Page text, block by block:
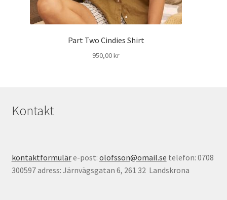
Part Two Cindies Shirt
950,00kr
Kontakt
kontaktformuläre-post: olofsson@omail.se telefon: 0708
300597 adress: Järnvägsgatan 6, 261 32 Landskrona